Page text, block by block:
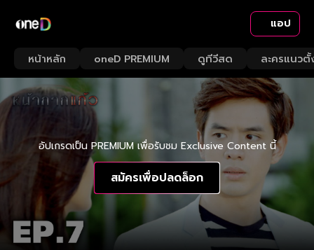
แอป
หน้าหลัก oneD PREMIUM ดูทีวีสด ละครแนวตั้
อัปเกรดเป็น PREMIUM เพื่อรับชม Exclusive Content นี้
สมัครเพื่อปลดล็อก